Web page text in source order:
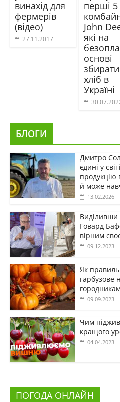
винахід для
фермерів
(відео)
27.11.2017
перші 5
John
які на
основі
хліб в
Україні
БЛОГИ
Дмитро
єдині у
продукцію
й може
13.02.2026
Виділивши
Говард
вірним
09.12.2023
Як
гарбузове
09.09.2023
Чим
кращого
04.04.2023
ПОГОДА ОНЛАЙН